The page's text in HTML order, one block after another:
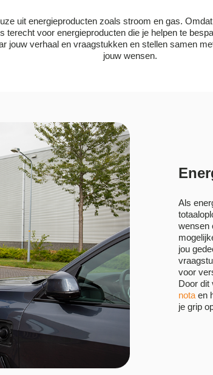
uit energieproducten zoals stroom en gas.
terecht voor energieproducten die je helpen te
jouw verhaal en vraagstukken en stellen samen
jouw wensen.
Als
wensen
jou
voor
Door dit
nota en
je grip